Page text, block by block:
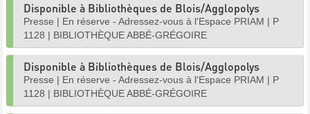
Disponible à Bibliothèques de Blois/Agglopolys
Presse | En réserve - Adressez-vous à l'Espace PRIAM | P
1128 | BIBLIOTHÈQUE ABBÉ-GRÉGOIRE
Disponible à Bibliothèques de Blois/Agglopolys
Presse | En réserve - Adressez-vous à l'Espace PRIAM | P
1128 | BIBLIOTHÈQUE ABBÉ-GRÉGOIRE